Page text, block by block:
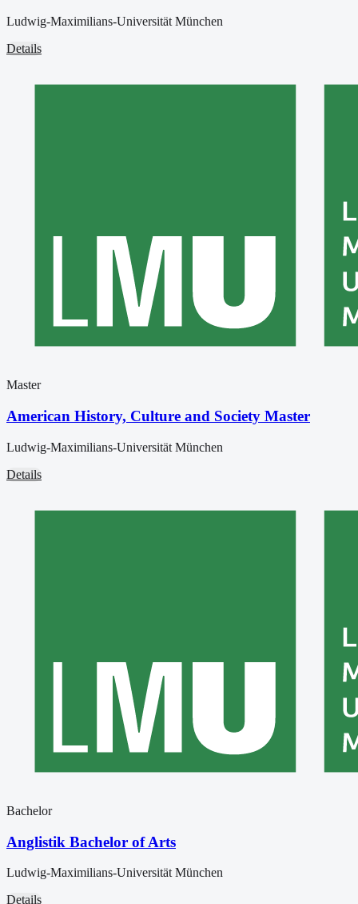
Ludwig-Maximilians-Universität München
Details
Master
American History, Culture and Society Master
Ludwig-Maximilians-Universität München
Details
Bachelor
Anglistik Bachelor of Arts
Ludwig-Maximilians-Universität München
Details